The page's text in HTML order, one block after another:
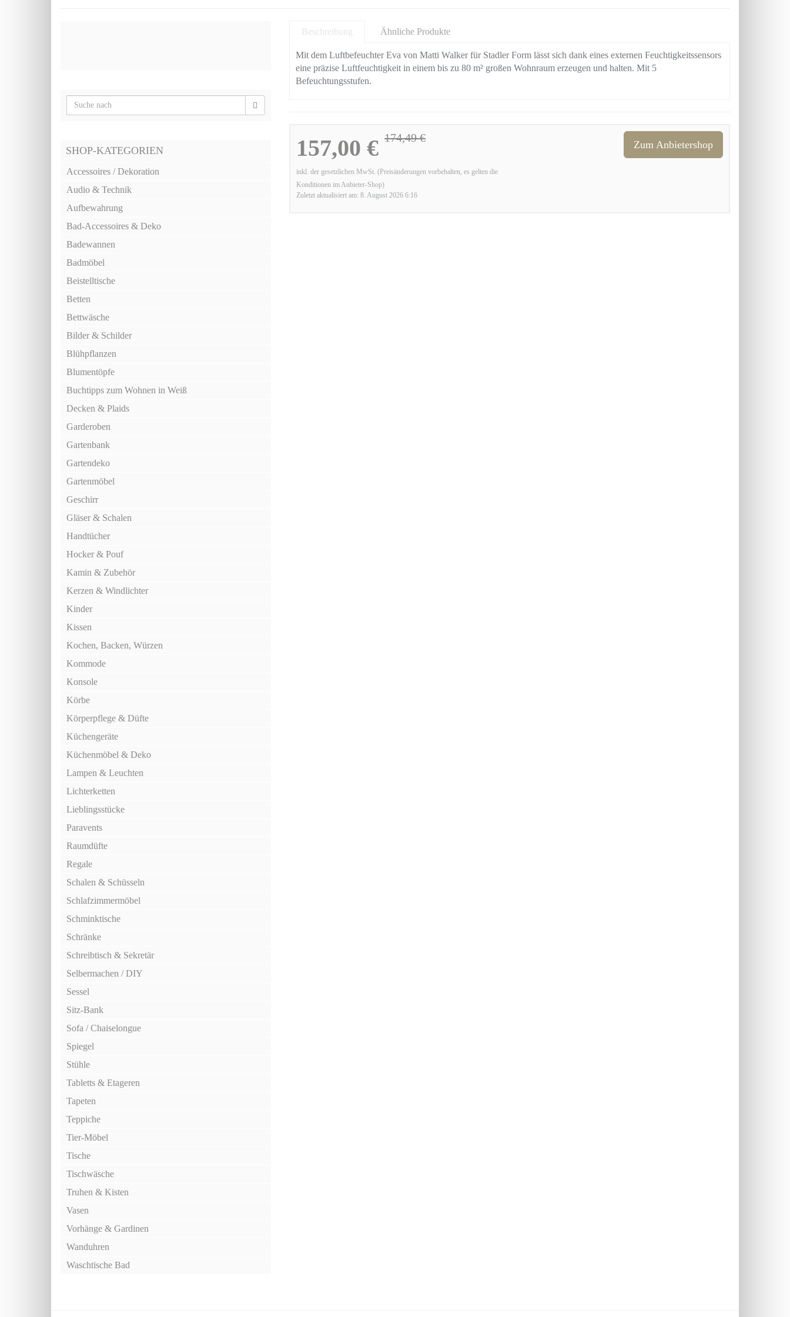
Beschreibung Ähnliche Produkte
Mit dem Luftbefeuchter Eva von Matti Walker für Stadler Form lässt sich dank eines externen Feuchtigkeitssensors
eine präzise Luftfeuchtigkeit in einem bis zu 80 m² großen Wohnraum erzeugen und halten. Mit 5
Befeuchtungsstufen.
157,00 € 174,49 €
inkl. der gesetzlichen MwSt. (Preisänderungen vorbehalten, es gelten die
Konditionen im Anbieter-Shop)
Zuletzt aktualisiert am: 8. August 2026 6:16
Zum Anbietershop
SHOP-KATEGORIEN
Accessoires / Dekoration
Audio & Technik
Aufbewahrung
Bad-Accessoires & Deko
Badewannen
Badmöbel
Beistelltische
Betten
Bettwäsche
Bilder & Schilder
Blühpflanzen
Blumentöpfe
Buchtipps zum Wohnen in Weiß
Decken & Plaids
Garderoben
Gartenbank
Gartendeko
Gartenmöbel
Geschirr
Gläser & Schalen
Handtücher
Hocker & Pouf
Kamin & Zubehör
Kerzen & Windlichter
Kinder
Kissen
Kochen, Backen, Würzen
Kommode
Konsole
Körbe
Körperpflege & Düfte
Küchengeräte
Küchenmöbel & Deko
Lampen & Leuchten
Lichterketten
Lieblingsstücke
Paravents
Raumdüfte
Regale
Schalen & Schüsseln
Schlafzimmermöbel
Schminktische
Schränke
Schreibtisch & Sekretär
Selbermachen / DIY
Sessel
Sitz-Bank
Sofa / Chaiselongue
Spiegel
Stühle
Tabletts & Etageren
Tapeten
Teppiche
Tier-Möbel
Tische
Tischwäsche
Truhen & Kisten
Vasen
Vorhänge & Gardinen
Wanduhren
Waschtische Bad